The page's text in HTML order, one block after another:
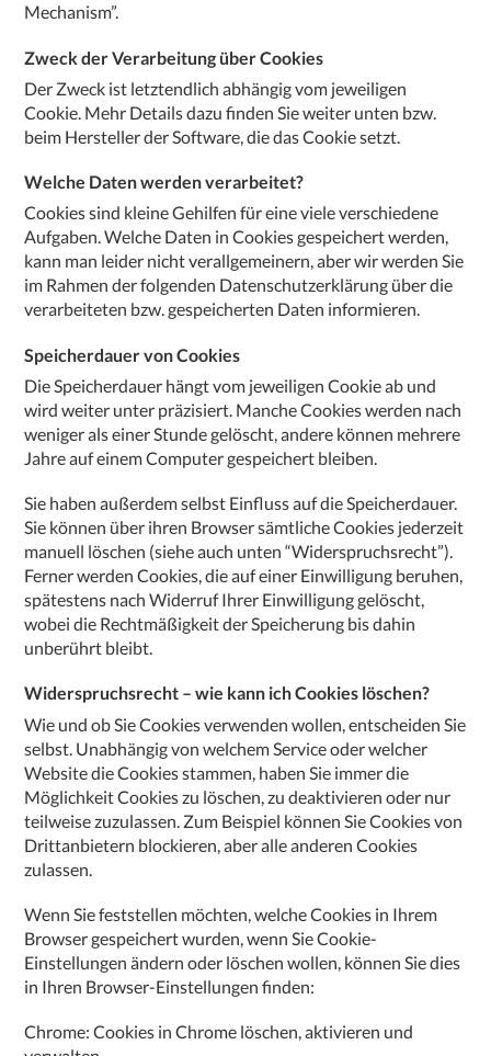
Mechanism”.
Zweck der Verarbeitung über Cookies
Der Zweck ist letztendlich abhängig vom jeweiligen
Cookie. Mehr Details dazu finden Sie weiter unten bzw.
beim Hersteller der Software, die das Cookie setzt.
Welche Daten werden verarbeitet?
Cookies sind kleine Gehilfen für eine viele verschiedene
Aufgaben. Welche Daten in Cookies gespeichert werden,
kann man leider nicht verallgemeinern, aber wir werden Sie
im Rahmen der folgenden Datenschutzerklärung über die
verarbeiteten bzw. gespeicherten Daten informieren.
Speicherdauer von Cookies
Die Speicherdauer hängt vom jeweiligen Cookie ab und
wird weiter unter präzisiert. Manche Cookies werden nach
weniger als einer Stunde gelöscht, andere können mehrere
Jahre auf einem Computer gespeichert bleiben.
Sie haben außerdem selbst Einfluss auf die Speicherdauer.
Sie können über ihren Browser sämtliche Cookies jederzeit
manuell löschen (siehe auch unten “Widerspruchsrecht”).
Ferner werden Cookies, die auf einer Einwilligung beruhen,
spätestens nach Widerruf Ihrer Einwilligung gelöscht,
wobei die Rechtmäßigkeit der Speicherung bis dahin
unberührt bleibt.
Widerspruchsrecht – wie kann ich Cookies löschen?
Wie und ob Sie Cookies verwenden wollen, entscheiden Sie
selbst. Unabhängig von welchem Service oder welcher
Website die Cookies stammen, haben Sie immer die
Möglichkeit Cookies zu löschen, zu deaktivieren oder nur
teilweise zuzulassen. Zum Beispiel können Sie Cookies von
Drittanbietern blockieren, aber alle anderen Cookies
zulassen.
Wenn Sie feststellen möchten, welche Cookies in Ihrem
Browser gespeichert wurden, wenn Sie Cookie-
Einstellungen ändern oder löschen wollen, können Sie dies
in Ihren Browser-Einstellungen finden:
Chrome: Cookies in Chrome löschen, aktivieren und